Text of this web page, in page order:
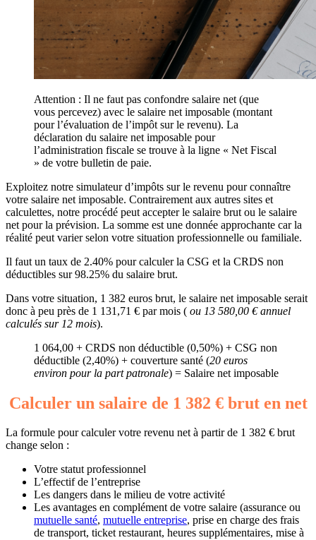
Attention : Il ne faut pas confondre salaire net (que
vous percevez) avec le salaire net imposable (montant
pour l’évaluation de l’impôt sur le revenu). La
déclaration du salaire net imposable pour
l’administration fiscale se trouve à la ligne « Net Fiscal
» de votre bulletin de paie.
Exploitez notre simulateur d’impôts sur le revenu pour connaître
votre salaire net imposable. Contrairement aux autres sites et
calculettes, notre procédé peut accepter le salaire brut ou le salaire
net pour la prévision. La somme est une donnée approchante car la
réalité peut varier selon votre situation professionnelle ou familiale.
Il faut un taux de 2.40% pour calculer la CSG et la CRDS non
déductibles sur 98.25% du salaire brut.
Dans votre situation, 1 382 euros brut, le salaire net imposable serait
donc à peu près de 1 131,71 € par mois ( ou 13 580,00 € annuel
calculés sur 12 mois).
1 064,00 + CRDS non déductible (0,50%) + CSG non
déductible (2,40%) + couverture santé (20 euros
environ pour la part patronale) = Salaire net imposable
Calculer un salaire de 1 382 € brut en net
La formule pour calculer votre revenu net à partir de 1 382 € brut
change selon :
Votre statut professionnel
L’effectif de l’entreprise
Les dangers dans le milieu de votre activité
Les avantages en complément de votre salaire (assurance ou
mutuelle santé, mutuelle entreprise, prise en charge des frais
de transport, ticket restaurant, heures supplémentaires, mise à